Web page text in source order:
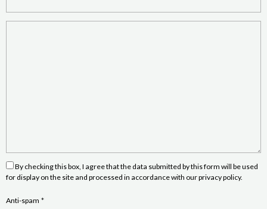
By checking this box, I agree that the data submitted by this form will be used
for display on the site and processed in accordance with our privacy policy.
Anti-spam